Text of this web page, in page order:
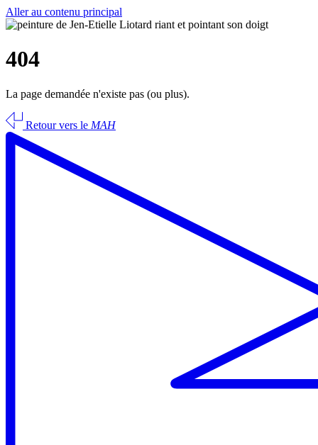
Aller au contenu principal
404
La page demandée n'existe pas (ou plus).
Retour vers le MAH